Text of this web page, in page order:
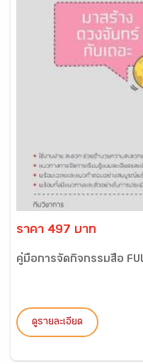
ราคา 497 บาท
คู่มือการจัดกิจกรรมสื่อ
ดูรายละเอียด